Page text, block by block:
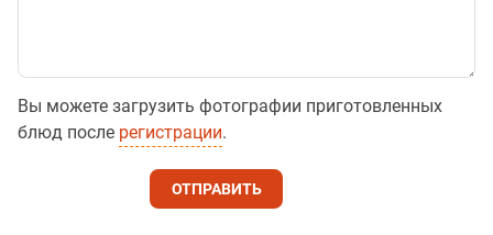
Вы можете загрузить фотографии приготовленных
блюд после регистрации.
ОТПРАВИТЬ